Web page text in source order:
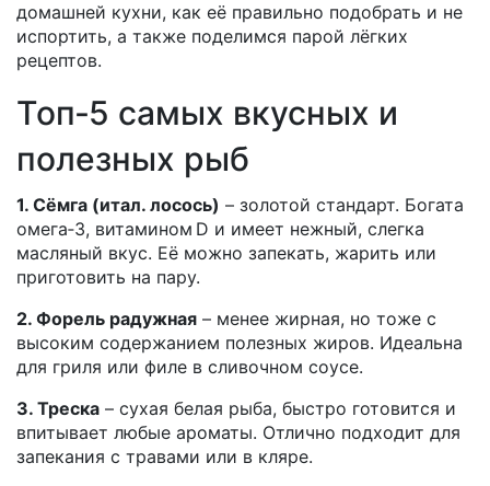
домашней кухни, как её правильно подобрать и не
испортить, а также поделимся парой лёгких
рецептов.
Топ‑5 самых вкусных и
полезных рыб
1. Сёмга (итал. лосось) – золотой стандарт. Богата
омега‑3, витамином D и имеет нежный, слегка
масляный вкус. Её можно запекать, жарить или
приготовить на пару.
2. Форель радужная – менее жирная, но тоже с
высоким содержанием полезных жиров. Идеальна
для гриля или филе в сливочном соусе.
3. Треска – сухая белая рыба, быстро готовится и
впитывает любые ароматы. Отлично подходит для
запекания с травами или в кляре.